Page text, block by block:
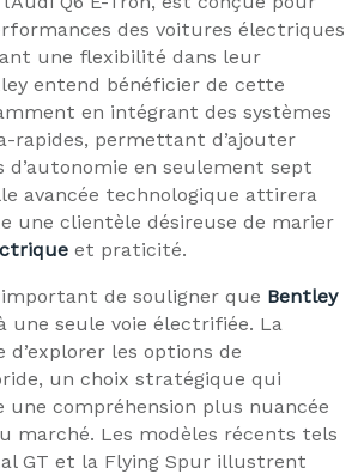
des voitures électriques
une flexibilité dans leur
entend bénéficier de cette
en intégrant des systèmes
rapides, permettant d’ajouter
d’autonomie en seulement sept
avancée technologique attirera
une clientèle désireuse de marier
et praticité.
de souligner que Bentley
une seule voie électrifiée. La
les options de
un choix stratégique qui
compréhension plus nuancée
marché. Les modèles récents tels
GT et la Flying Spur illustrent